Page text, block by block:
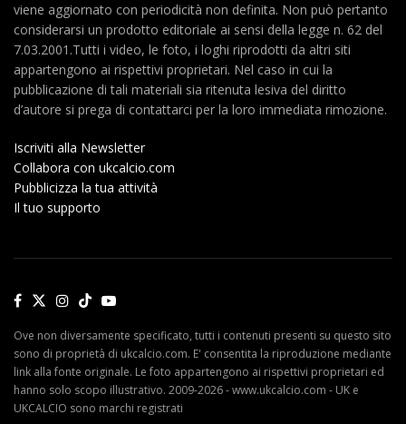
viene aggiornato con periodicità non definita. Non può pertanto
considerarsi un prodotto editoriale ai sensi della legge n. 62 del
7.03.2001.Tutti i video, le foto, i loghi riprodotti da altri siti
appartengono ai rispettivi proprietari. Nel caso in cui la
pubblicazione di tali materiali sia ritenuta lesiva del diritto
d’autore si prega di contattarci per la loro immediata rimozione.
Iscriviti alla Newsletter
Collabora con ukcalcio.com
Pubblicizza la tua attività
Il tuo supporto
Ove non diversamente specificato, tutti i contenuti presenti su questo sito
sono di proprietà di ukcalcio.com. E' consentita la riproduzione mediante
link alla fonte originale. Le foto appartengono ai rispettivi proprietari ed
hanno solo scopo illustrativo. 2009-2026 - www.ukcalcio.com - UK e
UKCALCIO sono marchi registrati